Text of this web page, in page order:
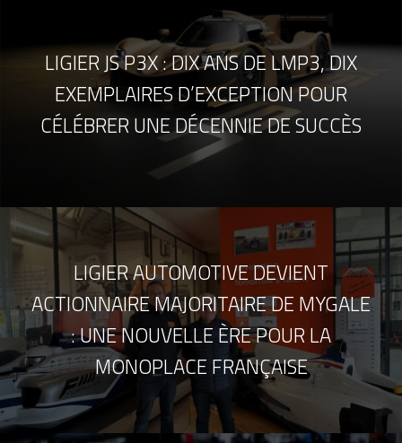
LIGIER JS P3X : DIX ANS DE LMP3, DIX
EXEMPLAIRES D’EXCEPTION POUR
CÉLÉBRER UNE DÉCENNIE DE SUCCÈS
LIGIER AUTOMOTIVE DEVIENT
ACTIONNAIRE MAJORITAIRE DE MYGALE
: UNE NOUVELLE ÈRE POUR LA
MONOPLACE FRANÇAISE